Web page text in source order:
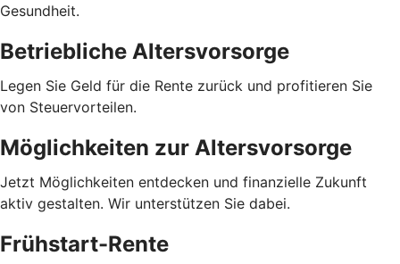
Gesundheit.
Betriebliche Altersvorsorge
Legen Sie Geld für die Rente zurück und profitieren Sie
von Steuervorteilen.
Möglichkeiten zur Altersvorsorge
Jetzt Möglichkeiten entdecken und finanzielle Zukunft
aktiv gestalten. Wir unterstützen Sie dabei.
Frühstart-Rente